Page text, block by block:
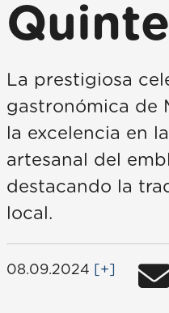
La prestigiosa
gastronómica de
la excelencia en
artesanal del
destacando la
local.
08.09.2024 [+]